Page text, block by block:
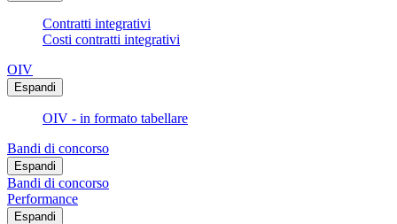
Contratti integrativi
Costi contratti integrativi
OIV
Espandi
OIV - in formato tabellare
Bandi di concorso
Espandi
Bandi di concorso
Performance
Espandi